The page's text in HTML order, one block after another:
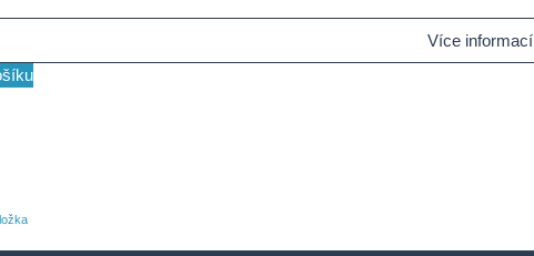
Více informací